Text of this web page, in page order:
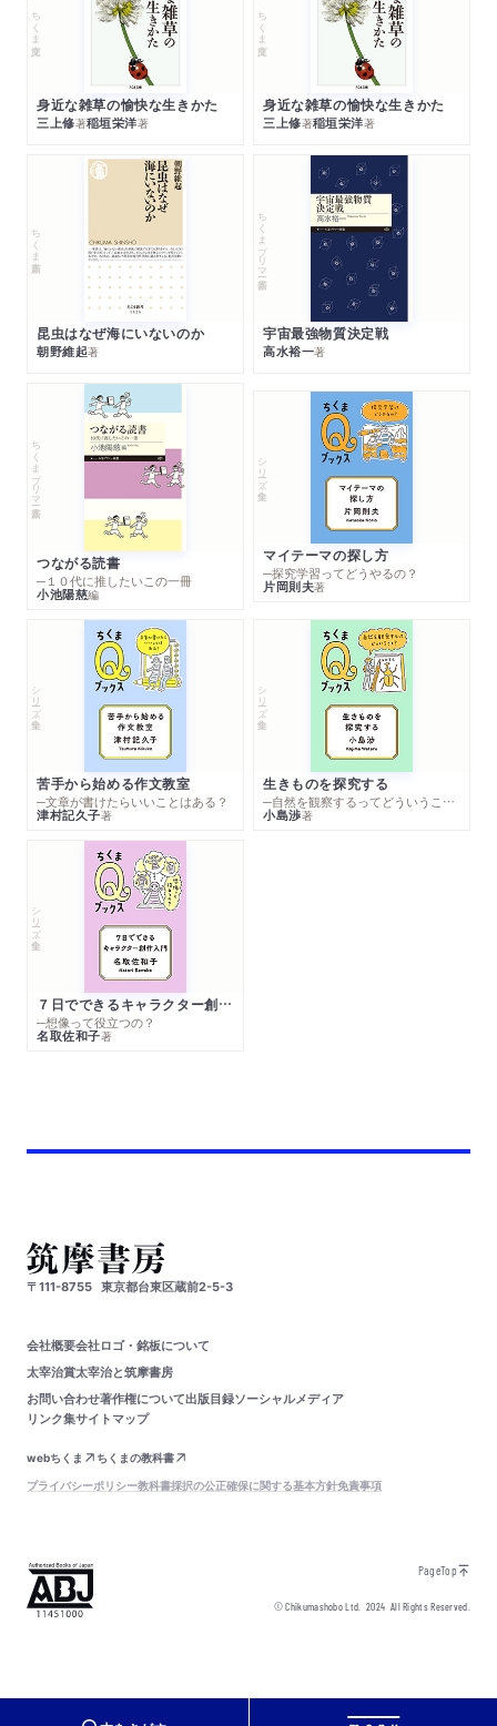
ちくま文庫
身近な雑草の愉快な生きかた
三上修著稲垣栄洋著
ちくま文庫
身近な雑草の愉快な生きかた
三上修著稲垣栄洋著
ちくま新書
昆虫はなぜ海にいないのか
朝野維起著
ちくまプリマー新書
宇宙最強物質決定戦
高水裕一著
ちくまプリマー新書
つながる読書
─１０代に推したいこの一冊
小池陽慈編
シリーズ・全集
マイテーマの探し方
─探究学習ってどうやるの？
片岡則夫著
シリーズ・全集
苦手から始める作文教室
─文章が書けたらいいことはある？
津村記久子著
シリーズ・全集
生きものを探究する
─自然を観察するってどういうこと？
小島渉著
シリーズ・全集
７日でできるキャラクター創作入門
─想像って役立つの？
名取佐和子著
〒111-8755 東京都台東区蔵前2-5-3
会社概要会社ロゴ・銘板について
太宰治賞太宰治と筑摩書房
お問い合わせ著作権について出版目録ソーシャルメディア
リンク集サイトマップ
webちくま
ちくまの教科書
プライバシーポリシー教科書採択の公正確保に関する基本方針免責事項
PageTop
© Chikumashobo Ltd.2024 All Rights Reserved.